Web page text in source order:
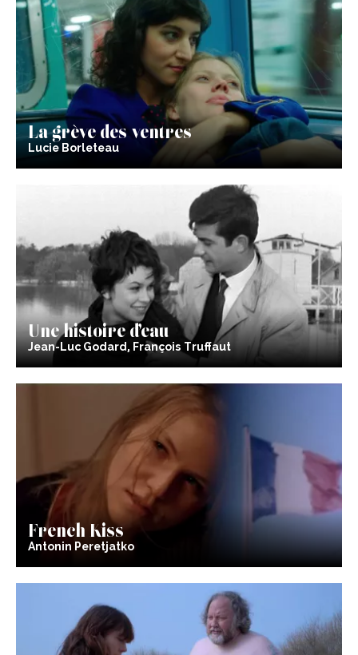
La grève des ventres
Lucie Borleteau
Une histoire d’eau
Jean-Luc Godard, François Truffaut
French Kiss
Antonin Peretjatko